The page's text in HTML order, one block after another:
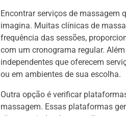
Encontrar serviços de massagem
imagina. Muitas clínicas de
frequência das sessões,
com um cronograma regular.
independentes que oferecem
ou em ambientes de sua escolha.
Outra opção é verificar
massagem. Essas plataformas